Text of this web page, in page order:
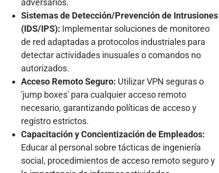
adversarios.
Sistemas de Detección/Prevención de Intrusiones
(IDS/IPS): Implementar soluciones de monitoreo
de red adaptadas a protocolos industriales para
detectar actividades inusuales o comandos no
autorizados.
Acceso Remoto Seguro: Utilizar VPN seguras o
'jump boxes' para cualquier acceso remoto
necesario, garantizando políticas de acceso y
registro estrictos.
Capacitación y Concientización de Empleados:
Educar al personal sobre tácticas de ingeniería
social, procedimientos de acceso remoto seguro y